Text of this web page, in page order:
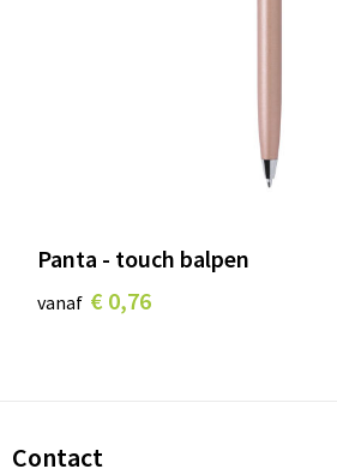
Panta - touch balpen
vanaf € 0,76
Contact